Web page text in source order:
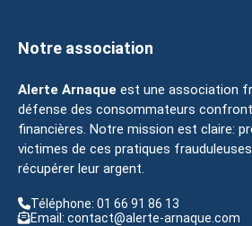
Notre association
Alerte Arnaque est une association
défense des consommateurs
financières. Notre mission est claire:
victimes de ces pratiques
récupérer leur argent.
Téléphone: 01 66 91 86 13
Email: contact@alerte-arnaque.com